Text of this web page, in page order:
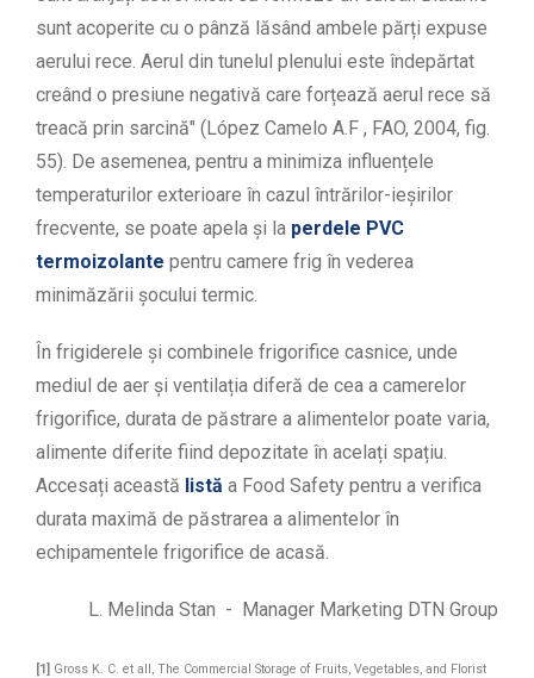
sunt acoperite cu o pânză lăsând ambele părți expuse
aerului rece. Aerul din tunelul plenului este îndepărtat
creând o presiune negativă care forțează aerul rece să
treacă prin sarcină" (López Camelo A.F , FAO, 2004, fig.
55). De asemenea, pentru a minimiza influențele
temperaturilor exterioare în cazul întrărilor-ieșirilor
frecvente, se poate apela și la perdele PVC
termoizolante pentru camere frig în vederea
minimăzării șocului termic.
În frigiderele și combinele frigorifice casnice, unde
mediul de aer și ventilația diferă de cea a camerelor
frigorifice, durata de păstrare a alimentelor poate varia,
alimente diferite fiind depozitate în acelați spațiu.
Accesați această listă a Food Safety pentru a verifica
durata maximă de păstrarea a alimentelor în
echipamentele frigorifice de acasă.
L. Melinda Stan - Manager Marketing DTN Group
[1] Gross K. C. et all, The Commercial Storage of Fruits, Vegetables, and Florist